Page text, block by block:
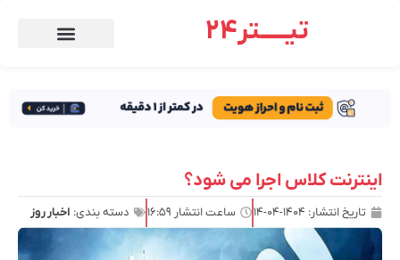
تیـــــتر24
اینترنت کلاس اجرا می شود؟
تاریخ انتشار: ۱۴۰۴-۰۴-۱۴ ساعت انتشار ۱۶:۵۹ دسته بندی: اخبار روز